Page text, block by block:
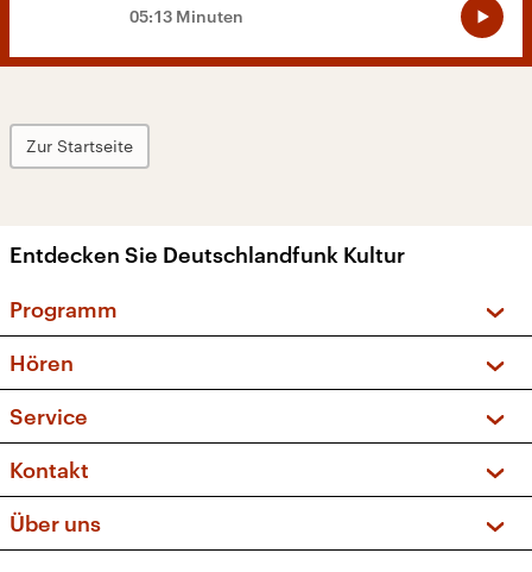
05:13 Minuten
Zur Startseite
Entdecken Sie Deutschlandfunk Kultur
Programm
Sendungen und Podcasts
Musikliste
Kakadu – Das Kinderprogramm
Hören
Frequenzen (UKW + DAB+)
Service
FAQ
Apps
Newsletter
Kontakt
Social Media
Über uns